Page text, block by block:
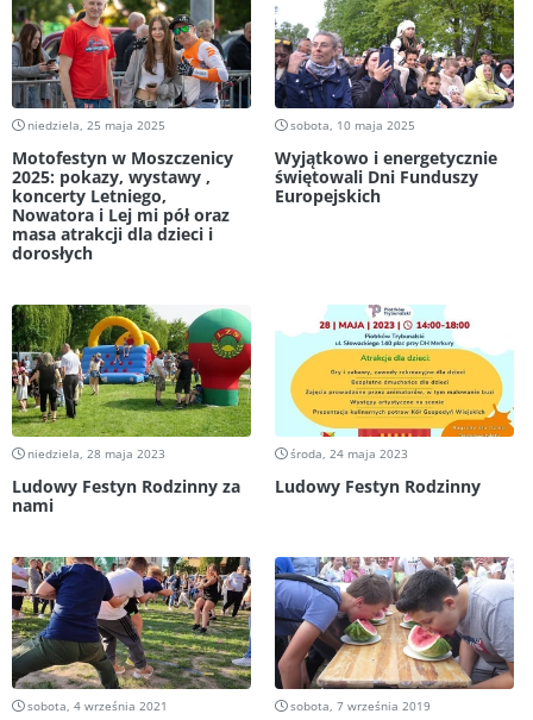
niedziela, 25 maja 2025
Motofestyn w Moszczenicy
2025: pokazy, wystawy ,
koncerty Letniego,
Nowatora i Lej mi pół oraz
masa atrakcji dla dzieci i
dorosłych
sobota, 10 maja 2025
Wyjątkowo i energetycznie
świętowali Dni Funduszy
Europejskich
niedziela, 28 maja 2023
Ludowy Festyn Rodzinny za
nami
środa, 24 maja 2023
Ludowy Festyn Rodzinny
sobota, 4 września 2021 sobota, 7 września 2019